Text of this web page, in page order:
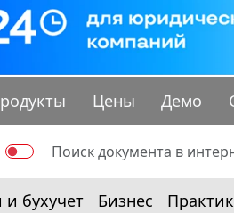
Цены Демо
и бухучет Бизнес